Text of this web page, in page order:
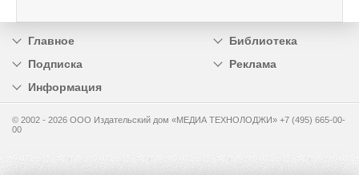
Главное
Библиотека
Подписка
Реклама
Информация
© 2002 - 2026 OOO Издательский дом «МЕДИА ТЕХНОЛОДЖИ» +7 (495) 665-00-
00